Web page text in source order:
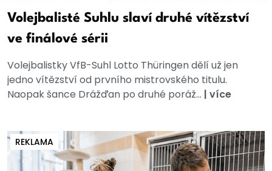
Volejbalisté Suhlu slaví druhé vítězství
ve finálové sérii
Volejbalistky VfB-Suhl Lotto Thüringen dělí už jen
jedno vítězství od prvního mistrovského titulu.
Naopak šance Drážďan po druhé poráž... | více
REKLAMA